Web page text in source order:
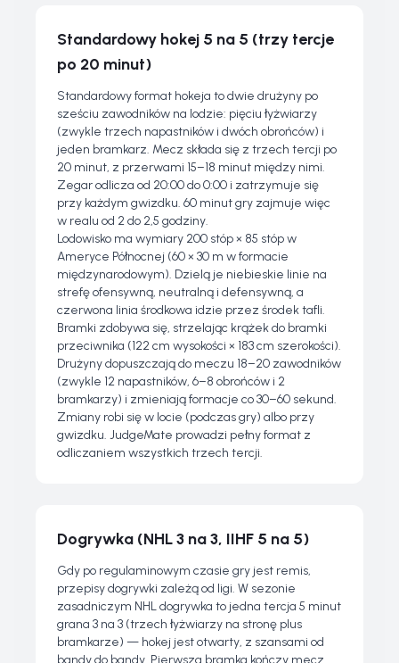
Standardowy hokej 5 na 5 (trzy tercje
po 20 minut)
Standardowy format hokeja to dwie drużyny po
sześciu zawodników na lodzie: pięciu łyżwiarzy
(zwykle trzech napastników i dwóch obrońców) i
jeden bramkarz. Mecz składa się z trzech tercji po
20 minut, z przerwami 15–18 minut między nimi.
Zegar odlicza od 20:00 do 0:00 i zatrzymuje się
przy każdym gwizdku. 60 minut gry zajmuje więc
w realu od 2 do 2,5 godziny.
Lodowisko ma wymiary 200 stóp × 85 stóp w
Ameryce Północnej (60 × 30 m w formacie
międzynarodowym). Dzielą je niebieskie linie na
strefę ofensywną, neutralną i defensywną, a
czerwona linia środkowa idzie przez środek tafli.
Bramki zdobywa się, strzelając krążek do bramki
przeciwnika (122 cm wysokości × 183 cm szerokości).
Drużyny dopuszczają do meczu 18–20 zawodników
(zwykle 12 napastników, 6–8 obrońców i 2
bramkarzy) i zmieniają formacje co 30–60 sekund.
Zmiany robi się w locie (podczas gry) albo przy
gwizdku. JudgeMate prowadzi pełny format z
odliczaniem wszystkich trzech tercji.
Dogrywka (NHL 3 na 3, IIHF 5 na 5)
Gdy po regulaminowym czasie gry jest remis,
przepisy dogrywki zależą od ligi. W sezonie
zasadniczym NHL dogrywka to jedna tercja 5 minut
grana 3 na 3 (trzech łyżwiarzy na stronę plus
bramkarze) — hokej jest otwarty, z szansami od
bandy do bandy. Pierwsza bramka kończy mecz